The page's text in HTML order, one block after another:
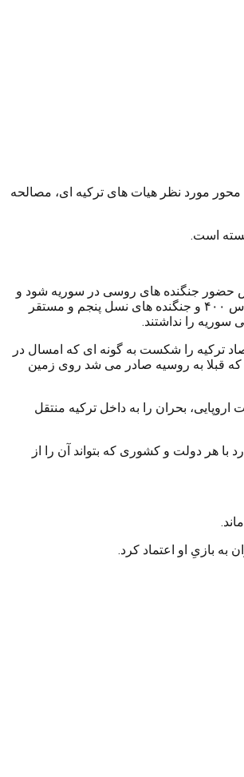
اند. محور مورد نظر هیات های ترکیه ای، مصالحه
است.
حضور جنگنده های روسی در سوریه شود و
این در حالی بود که ناتو کمترین پشتیبانی از ترکیه در این ماجرا انجام نداد و روسیه نیز نه تنها از موضع خود عقب نشینی نکرد بلکه با ارسال موشک های ضد هوایی اس ۴۰۰ و جنگنده های نسل پنجم و مستقر
سوریه را نداشتند.
ترکیه را شکست به گونه ای که امسال در
که قبلا به روسیه صادر می شد روی زمین
بحران را به داخل ترکیه منتقل
هر دولت و کشوری که بتواند آن را از
به بازیِ او اعتماد کرد.